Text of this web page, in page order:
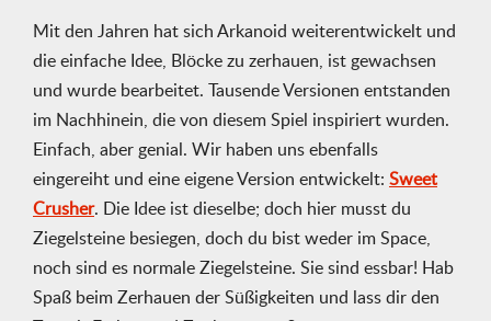
Mit den Jahren hat sich Arkanoid weiterentwickelt und
die einfache Idee, Blöcke zu zerhauen, ist gewachsen
und wurde bearbeitet. Tausende Versionen entstanden
im Nachhinein, die von diesem Spiel inspiriert wurden.
Einfach, aber genial. Wir haben uns ebenfalls
eingereiht und eine eigene Version entwickelt: Sweet
Crusher. Die Idee ist dieselbe; doch hier musst du
Ziegelsteine besiegen, doch du bist weder im Space,
noch sind es normale Ziegelsteine. Sie sind essbar! Hab
Spaß beim Zerhauen der Süßigkeiten und lass dir den